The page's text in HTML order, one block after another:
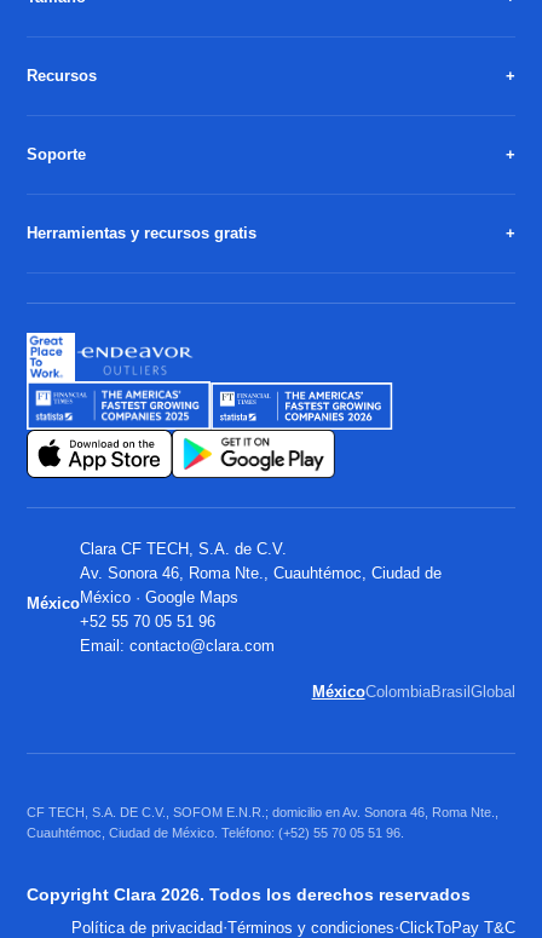
Recursos
Soporte
Herramientas y recursos gratis
México
Clara CF TECH, S.A. de C.V.
Av. Sonora 46, Roma Nte., Cuauhtémoc, Ciudad de
México ·Google Maps
+52 55 70 05 51 96
Email:contacto@clara.com
MéxicoColombiaBrasil Global
CF TECH, S.A. DE C.V., SOFOM E.N.R.; domicilio en Av. Sonora 46, Roma Nte.,
Cuauhtémoc, Ciudad de México. Teléfono: (+52) 55 70 05 51 96.
Copyright Clara 2026. Todos los derechos reservados
Política de privacidad·Términos y condiciones·ClickToPay T&C